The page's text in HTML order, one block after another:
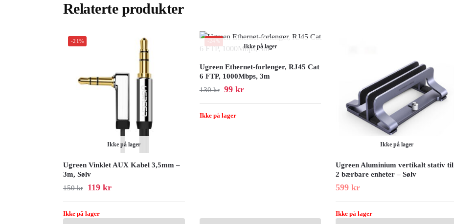
Relaterte produkter
-21%
Ikke på lager
Ugreen Vinklet AUX Kabel 3,5mm –
3m, Sølv
150kr 119 kr
Ikke på lager
-24%
Ikke på lager
Ugreen Ethernet-forlenger, RJ45 Cat
6 FTP, 1000Mbps, 3m
130kr 99 kr
Ikke på lager
Ikke på lager
Ugreen Aluminium vertikalt stativ til
2 bærbare enheter – Sølv
599kr
Ikke på lager